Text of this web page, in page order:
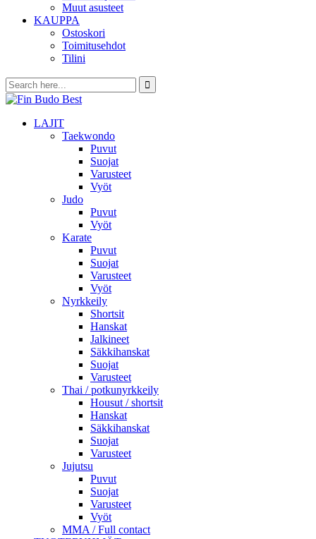
Muut asusteet
KAUPPA
Ostoskori
Toimitusehdot
Tilini
LAJIT
Taekwondo
Puvut
Suojat
Varusteet
Vyöt
Judo
Puvut
Vyöt
Karate
Puvut
Suojat
Varusteet
Vyöt
Nyrkkeily
Shortsit
Hanskat
Jalkineet
Säkkihanskat
Suojat
Varusteet
Thai / potkunyrkkeily
Housut / shortsit
Hanskat
Säkkihanskat
Suojat
Varusteet
Jujutsu
Puvut
Suojat
Varusteet
Vyöt
MMA / Full contact